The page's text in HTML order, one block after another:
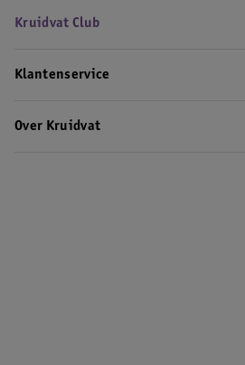
Kruidvat Club
Klantenservice
Over Kruidvat